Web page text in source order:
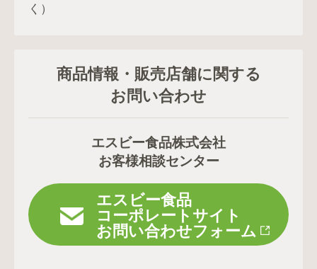
く）
商品情報・販売店舗に関する
お問い合わせ
エスビー食品株式会社
お客様相談センター
エスビー食品
コーポレートサイト
お問い合わせフォーム